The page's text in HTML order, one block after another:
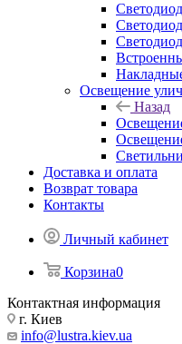
Освещение
Назад
Доставка и оплата
Возврат товара
Контакты
Личный кабинет
Корзина0
Контактная информация
г. Киев
info@lustra.kiev.ua